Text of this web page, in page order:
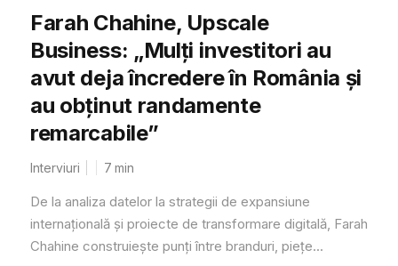
Farah Chahine, Upscale
Business: „Mulți investitori au
avut deja încredere în România și
au obținut randamente
remarcabile”
Interviuri 7 min
De la analiza datelor la strategii de expansiune
internațională și proiecte de transformare digitală, Farah
Chahine construiește punți între branduri, piețe...